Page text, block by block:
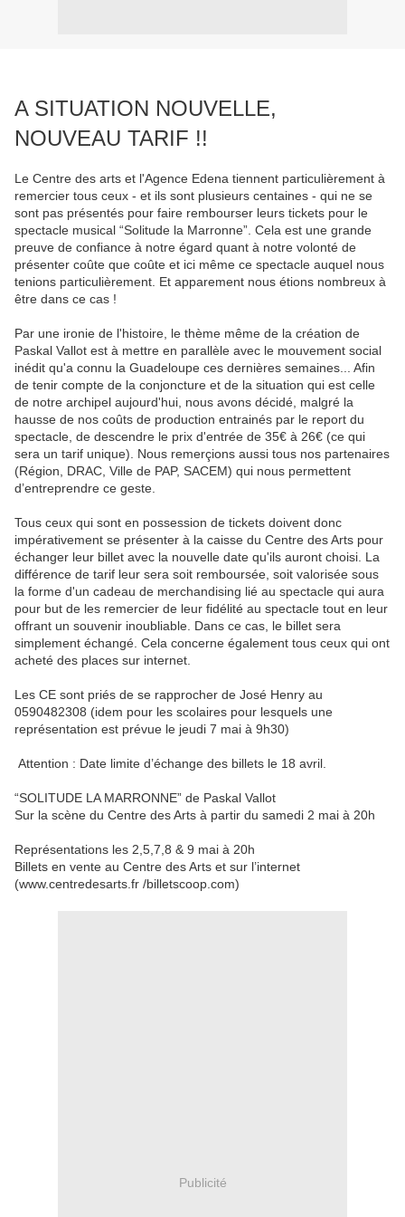
A SITUATION NOUVELLE,
NOUVEAU TARIF !!
Le Centre des arts et l'Agence Edena tiennent particulièrement à
remercier tous ceux - et ils sont plusieurs centaines - qui ne se
sont pas présentés pour faire rembourser leurs tickets pour le
spectacle musical “Solitude la Marronne”. Cela est une grande
preuve de confiance à notre égard quant à notre volonté de
présenter coûte que coûte et ici même ce spectacle auquel nous
tenions particulièrement. Et apparement nous étions nombreux à
être dans ce cas !
Par une ironie de l'histoire, le thème même de la création de
Paskal Vallot est à mettre en parallèle avec le mouvement social
inédit qu'a connu la Guadeloupe ces dernières semaines... Afin
de tenir compte de la conjoncture et de la situation qui est celle
de notre archipel aujourd'hui, nous avons décidé, malgré la
hausse de nos coûts de production entrainés par le report du
spectacle, de descendre le prix d'entrée de 35€ à 26€ (ce qui
sera un tarif unique). Nous remerçions aussi tous nos partenaires
(Région, DRAC, Ville de PAP, SACEM) qui nous permettent
d’entreprendre ce geste.
Tous ceux qui sont en possession de tickets doivent donc
impérativement se présenter à la caisse du Centre des Arts pour
échanger leur billet avec la nouvelle date qu'ils auront choisi. La
différence de tarif leur sera soit remboursée, soit valorisée sous
la forme d'un cadeau de merchandising lié au spectacle qui aura
pour but de les remercier de leur fidélité au spectacle tout en leur
offrant un souvenir inoubliable. Dans ce cas, le billet sera
simplement échangé. Cela concerne également tous ceux qui ont
acheté des places sur internet.
Les CE sont priés de se rapprocher de José Henry au
0590482308 (idem pour les scolaires pour lesquels une
représentation est prévue le jeudi 7 mai à 9h30)
Attention : Date limite d’échange des billets le 18 avril.
“SOLITUDE LA MARRONNE” de Paskal Vallot
Sur la scène du Centre des Arts à partir du samedi 2 mai à 20h
Représentations les 2,5,7,8 & 9 mai à 20h
Billets en vente au Centre des Arts et sur l’internet
(www.centredesarts.fr /billetscoop.com)
Publicité